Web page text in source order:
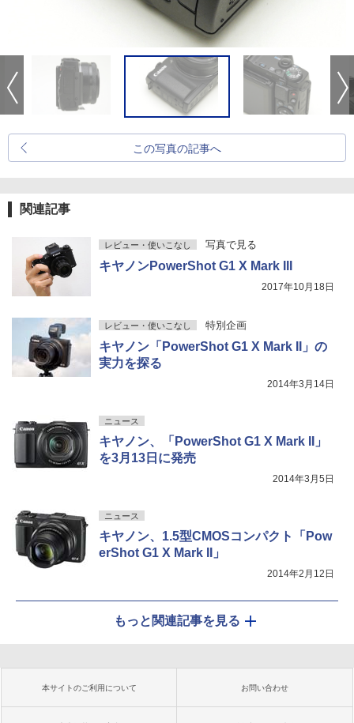
この写真の記事へ
関連記事
レビュー・使いこなし 写真で見る
キヤノンPowerShot G1 X Mark III
2017年10月18日
レビュー・使いこなし 特別企画
キヤノン「PowerShot G1 X Mark II」の
実力を探る
2014年3月14日
ニュース
キヤノン、「PowerShot G1 X Mark II」
を3月13日に発売
2014年3月5日
ニュース
キヤノン、1.5型CMOSコンパクト「Pow
erShot G1 X Mark II」
2014年2月12日
もっと関連記事を見る
本サイトのご利用について お問い合わせ